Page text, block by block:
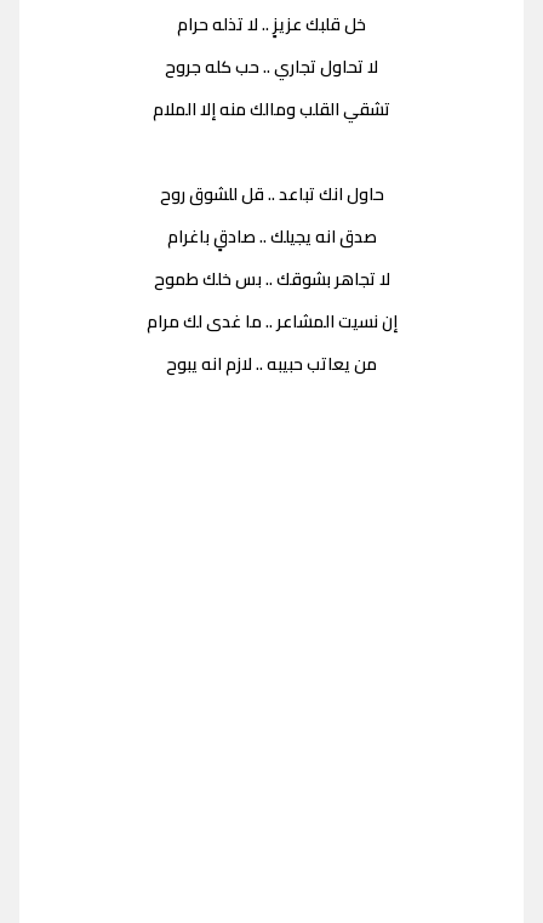
خل قلبك عزيزٍ .. لا تذله حرام
لا تحاول تجاري .. حب كله جروح
تشقي القلب ومالك منه إلا الملام
حاول انك تباعد .. قل للشوق روح
صدق انه يجيلك .. صادقٍ باغرام
لا تجاهر بشوقك .. بس خلك طموح
إن نسيت المشاعر .. ما غدى لك مرام
من يعاتب حبيبه .. لازم انه يبوح